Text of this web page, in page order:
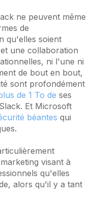
ne peuvent même
de
qu'elles soient
une collaboration
ni l'une ni
de bout en bout,
sont profondément
de 1 To de ses
Et Microsoft
béantes qui
visant à
qu'elles
alors qu'il y a tant